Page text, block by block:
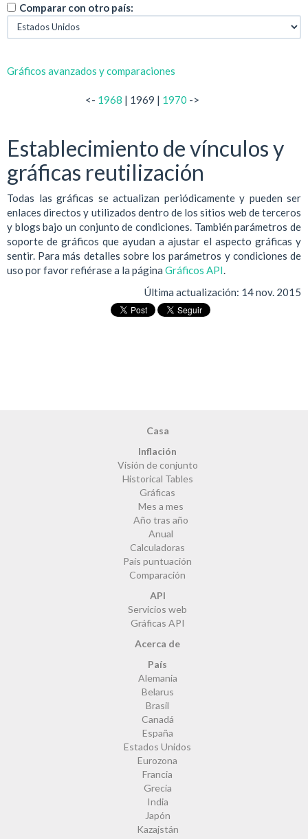
Comparar con otro país:
Gráficos avanzados y comparaciones
<- 1968 | 1969 | 1970 ->
Establecimiento de vínculos y
gráficas reutilización
Todas las gráficas se actualizan periódicamente y pueden ser
enlaces directos y utilizados dentro de los sitios web de terceros
y blogs bajo un conjunto de condiciones. También parámetros de
soporte de gráficos que ayudan a ajustar el aspecto gráficas y
sentir. Para más detalles sobre los parámetros y condiciones de
uso por favor refiérase a la página Gráficos API.
Última actualización: 14 nov. 2015
Casa
Inflación
Visión de conjunto
Historical Tables
Gráficas
Mes a mes
Año tras año
Anual
Calculadoras
País puntuación
Comparación
API
Servicios web
Gráficas API
Acerca de
País
Alemania
Belarus
Brasil
Canadá
España
Estados Unidos
Eurozona
Francia
Grecia
India
Japón
Kazajstán